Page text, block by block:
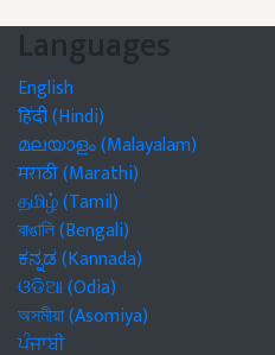
Languages
English
हिंदी (Hindi)
മലയാളം (Malayalam)
मराठी (Marathi)
தமிழ் (Tamil)
বাঙালি (Bengali)
ಕನ್ನಡ (Kannada)
ଓଡିଆ (Odia)
অসমীয়া (Asomiya)
ਪੰਜਾਬੀ